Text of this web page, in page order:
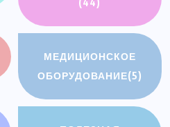
(44)
МЕДИЦИОНСКОЕ
ОБОРУДОВАНИЕ(5)